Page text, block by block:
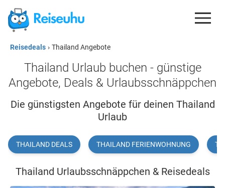
REISEDEALS
GUTSCHEINE
ESIM
REISEBLOG
Reisedeals › Thailand Angebote
Thailand Urlaub buchen - günstige
Angebote, Deals & Urlaubsschnäppchen
Die günstigsten Angebote für deinen Thailand
Urlaub
THAILAND DEALS THAILAND FERIENWOHNUNG
Thailand Urlaubsschnäppchen & Reisedeals